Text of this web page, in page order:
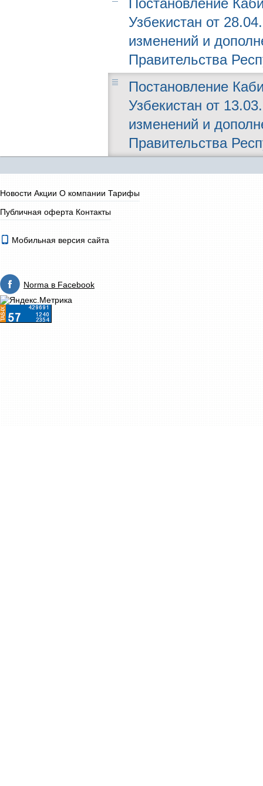
Постановление
Узбекистан от
изменений и
Правительства
Постановление
Узбекистан от
изменений и
Правительства
Новости Акции О компании Тарифы
Публичная оферта Контакты
Мобильная версия сайта
Norma в Facebook